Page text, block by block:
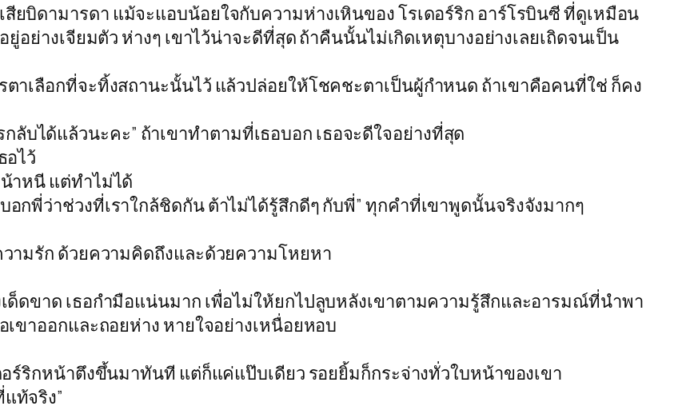
ยบิดามารดา แม้จะแอบน้อยใจกับความห่างเหินของ โรเดอร์ริก อาร์โรบินซี ที่ดูเหมือน
อย่างเจียมตัว ห่างๆ เขาไว้น่าจะดีที่สุด ถ้าคืนนั้นไม่เกิดเหตุบางอย่างเลยเถิดจนเป็น
ตาเลือกที่จะทิ้งสถานะนั้นไว้ แล้วปล่อยให้โชคชะตาเป็นผู้กำหนด ถ้าเขาคือคนที่ใช่ ก็คง
ได้แล้วนะคะ” ถ้าเขาทำตามที่เธอบอก เธอจะดีใจอย่างที่สุด
อไว้
าหนี แต่ทำไม่ได้
กพี่ว่าช่วงที่เราใกล้ชิดกัน ต้าไม่ได้รู้สึกดีๆ กับพี่” ทุกคำที่เขาพูดนั้นจริงจังมากๆ
ามรัก ด้วยความคิดถึงและด้วยความโหยหา
ด็ดขาด เธอกำมือแน่นมาก เพื่อไม่ให้ยกไปลูบหลังเขาตามความรู้สึกและอารมณ์ที่นำพา
ขาออกและถอยห่าง หายใจอย่างเหนื่อยหอบ
อร์ริกหน้าตึงขึ้นมาทันที แต่ก็แค่แป๊บเดียว รอยยิ้มก็กระจ่างทั่วใบหน้าของเขา
ท้จริง”